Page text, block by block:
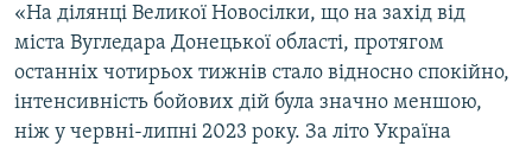
«На ділянці Великої Новосілки, що на захід від
міста Вугледара Донецької області, протягом
останніх чотирьох тижнів стало відносно спокійно,
інтенсивність бойових дій була значно меншою,
ніж у червні-липні 2023 року. За літо Україна